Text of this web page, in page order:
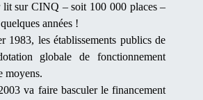
lit sur CINQ – soit 100 000 places –
années !
les établissements publics de
globale de fonctionnement
moyens.
va faire basculer le financement